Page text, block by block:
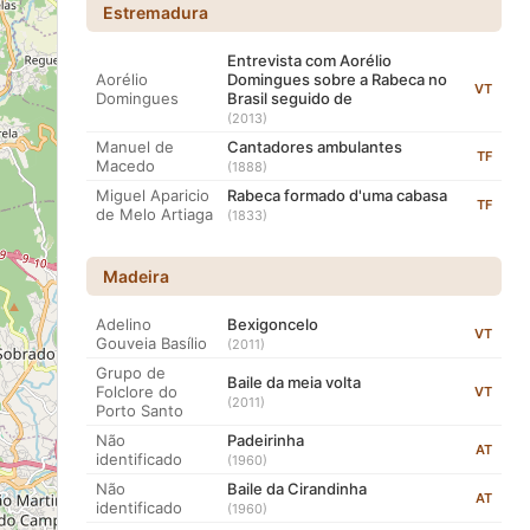
Estremadura
Aorélio
Domingues
Entrevista com Aorélio
Domingues sobre a Rabeca no
Brasil seguido de
(2013)
VT
Manuel de
Macedo
Cantadores ambulantes
(1888)
TF
Miguel Aparicio
de Melo Artiaga
Rabeca formado d'uma cabasa
(1833)
TF
Madeira
Adelino
Gouveia Basílio
Bexigoncelo
(2011)
VT
Grupo de
Folclore do
Porto Santo
Baile da meia volta
(2011)
VT
Não
identificado
Padeirinha
(1960)
AT
Não
identificado
Baile da Cirandinha
(1960)
AT